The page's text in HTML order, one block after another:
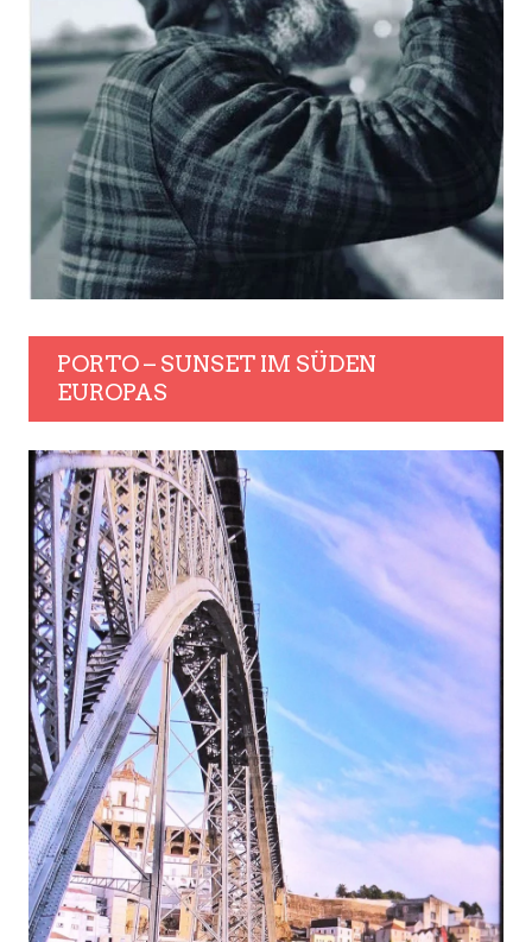
PORTO – SUNSET IM SÜDEN
EUROPAS